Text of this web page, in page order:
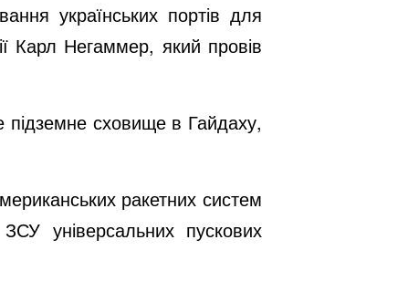
українських портів для
Карл Негаммер, який провів
підземне сховище в Гайдаху,
ракетних систем
універсальних пускових